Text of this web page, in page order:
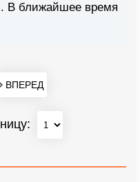
В ближайшее время
ВПЕРЕД